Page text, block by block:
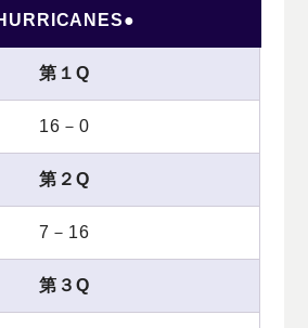
第１Q
16－0
第２Q
7－16
第３Q